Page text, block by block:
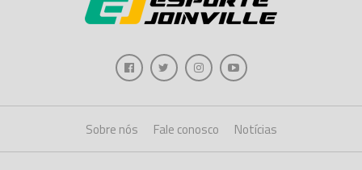
Sobre nós Fale conosco Notícias